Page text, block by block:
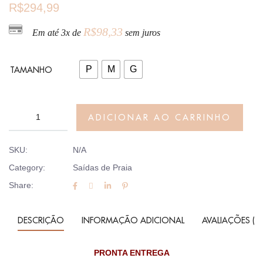
R$294,99
Em até 3x de R$98,33 sem juros
TAMANHO P M G
ADICIONAR AO CARRINHO
SKU:
N/A
Category:
Saídas de Praia
Share:
DESCRIÇÃO INFORMAÇÃO ADICIONAL AVALIAÇÕES (0)
PRONTA ENTREGA